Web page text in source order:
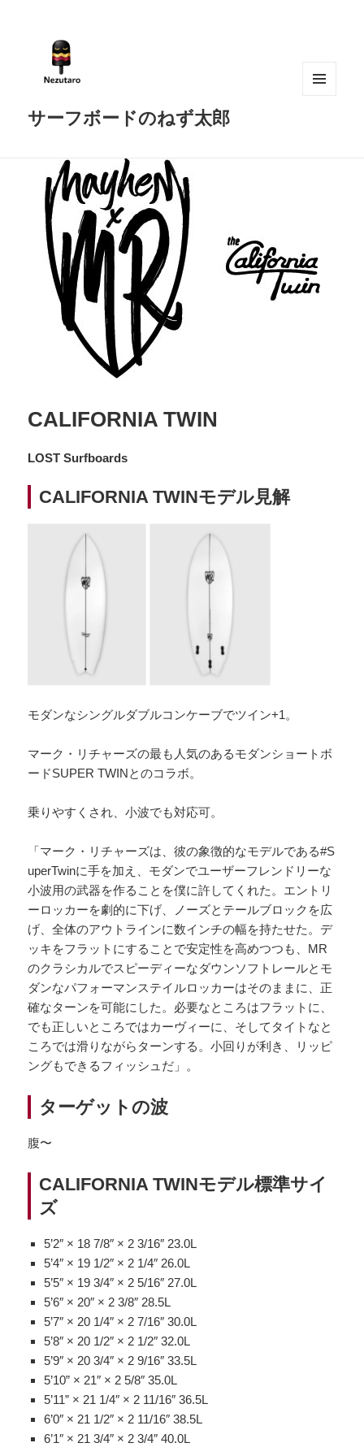
サーフボードのねず太郎
CALIFORNIA TWIN
LOST Surfboards
CALIFORNIA TWINモデル見解
モダンなシングルダブルコンケーブでツイン+1。
マーク・リチャーズの最も人気のあるモダンショートボ
ードSUPER TWINとのコラボ。
乗りやすくされ、小波でも対応可。
「マーク・リチャーズは、彼の象徴的なモデルである#S
uperTwinに手を加え、モダンでユーザーフレンドリーな
小波用の武器を作ることを僕に許してくれた。エントリ
ーロッカーを劇的に下げ、ノーズとテールブロックを広
げ、全体のアウトラインに数インチの幅を持たせた。デ
ッキをフラットにすることで安定性を高めつつも、MR
のクラシカルでスピーディーなダウンソフトレールとモ
ダンなパフォーマンステイルロッカーはそのままに、正
確なターンを可能にした。必要なところはフラットに、
でも正しいところではカーヴィーに、そしてタイトなと
ころでは滑りながらターンする。小回りが利き、リッピ
ングもできるフィッシュだ」。
ターゲットの波
腹〜
CALIFORNIA TWINモデル標準サイ
ズ
5’2″ × 18 7/8″ × 2 3/16″ 23.0L
5’4″ × 19 1/2″ × 2 1/4″ 26.0L
5’5″ × 19 3/4″ × 2 5/16″ 27.0L
5’6″ × 20″ × 2 3/8″ 28.5L
5’7″ × 20 1/4″ × 2 7/16″ 30.0L
5’8″ × 20 1/2″ × 2 1/2″ 32.0L
5’9″ × 20 3/4″ × 2 9/16″ 33.5L
5’10” × 21″ × 2 5/8″ 35.0L
5’11” × 21 1/4″ × 2 11/16″ 36.5L
6’0″ × 21 1/2″ × 2 11/16″ 38.5L
6’1″ × 21 3/4″ × 2 3/4″ 40.0L